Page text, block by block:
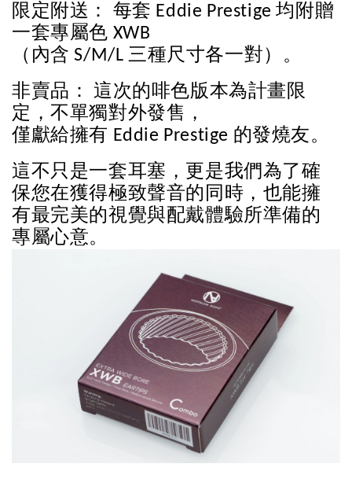
限定附送： 每套 Eddie Prestige 均附贈
一套專屬色 XWB
（內含 S/M/L 三種尺寸各一對）。
非賣品： 這次的啡色版本為計畫限
定，不單獨對外發售，
僅獻給擁有 Eddie Prestige 的發燒友。
這不只是一套耳塞，更是我們為了確
保您在獲得極致聲音的同時，也能擁
有最完美的視覺與配戴體驗所準備的
專屬心意。